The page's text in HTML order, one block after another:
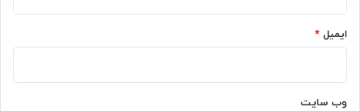
ایمیل *
وب‌ سایت